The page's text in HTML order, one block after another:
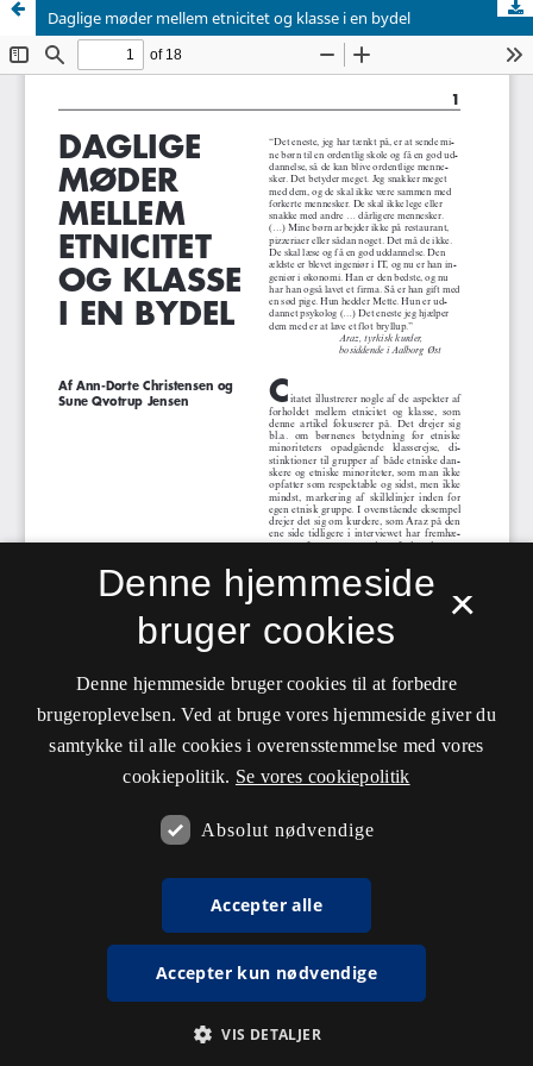
Daglige møder mellem etnicitet og klasse i en bydel
×
Denne hjemmeside
bruger cookies
Denne hjemmeside bruger cookies til at forbedre
brugeroplevelsen. Ved at bruge vores hjemmeside giver du
samtykke til alle cookies i overensstemmelse med vores
cookiepolitik. Se vores cookiepolitik
Absolut nødvendige
Accepter alle
Accepter kun nødvendige
VIS DETALJER